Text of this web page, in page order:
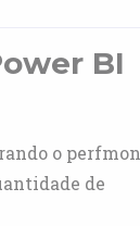
BI
o perfmon
de